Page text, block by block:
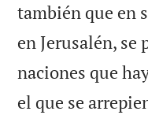
también que en
en Jerusalén, se
naciones que
el que se